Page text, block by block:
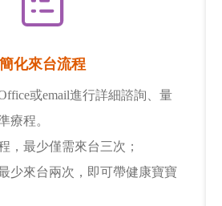
簡化來台流程
或email進行詳細諮詢、量
療程。
，最少僅需來台三次；
少來台兩次，即可帶健康寶寶